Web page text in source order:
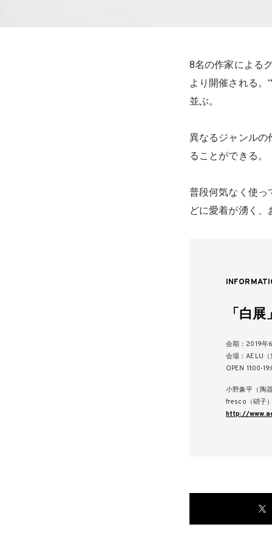
8名の作家による
より開催される
並ぶ。
異なるジャンルの
ることができる。
普段何気なく使っ
どに愛着が湧く
「白展
会期：2019年
会場：AELU（
OPEN 11:00-
小野象平（陶
fresco（硝子
http://